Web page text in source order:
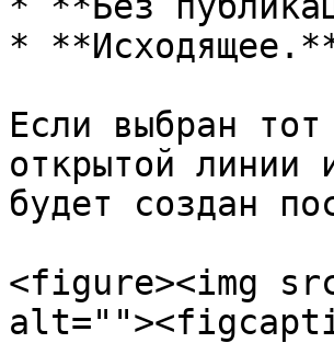
*
Если выбран
открытой
будет создан
<figure><img